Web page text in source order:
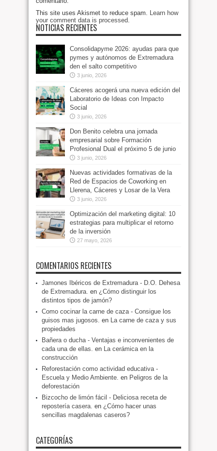
This site uses Akismet to reduce spam. Learn how
your comment data is processed.
NOTICIAS RECIENTES
Consolidapyme 2026: ayudas para que
pymes y autónomos de Extremadura
den el salto competitivo
3 junio, 2026
Cáceres acogerá una nueva edición del
Laboratorio de Ideas con Impacto
Social
3 junio, 2026
Don Benito celebra una jornada
empresarial sobre Formación
Profesional Dual el próximo 5 de junio
3 junio, 2026
Nuevas actividades formativas de la
Red de Espacios de Coworking en
Llerena, Cáceres y Losar de la Vera
3 junio, 2026
Optimización del marketing digital: 10
estrategias para multiplicar el retorno
de la inversión
27 mayo, 2026
COMENTARIOS RECIENTES
Jamones Ibéricos de Extremadura - D.O. Dehesa
de Extremadura. en ¿Cómo distinguir los
distintos tipos de jamón?
Como cocinar la carne de caza - Consigue los
guisos mas jugosos. en La carne de caza y sus
propiedades
Bañera o ducha - Ventajas e inconvenientes de
cada una de ellas. en La cerámica en la
construcción
Reforestación como actividad educativa -
Escuela y Medio Ambiente. en Peligros de la
deforestación
Bizcocho de limón fácil - Deliciosa receta de
repostería casera. en ¿Cómo hacer unas
sencillas magdalenas caseros?
CATEGORÍAS